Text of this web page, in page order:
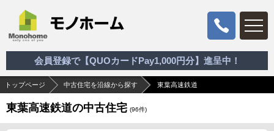
会員登録で【QUOカードPay1,000円分】進呈中！
トップページ 中古住宅を沿線から探す 東葉高速鉄道
東葉高速鉄道の中古住宅 (96件)